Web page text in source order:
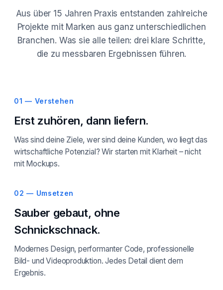
Aus über 15 Jahren Praxis entstanden zahlreiche
Projekte mit Marken aus ganz unterschiedlichen
Branchen. Was sie alle teilen: drei klare Schritte,
die zu messbaren Ergebnissen führen.
01 — Verstehen
Erst zuhören, dann liefern.
Was sind deine Ziele, wer sind deine Kunden, wo liegt das
wirtschaftliche Potenzial? Wir starten mit Klarheit – nicht
mit Mockups.
02 — Umsetzen
Sauber gebaut, ohne
Schnickschnack.
Modernes Design, performanter Code, professionelle
Bild- und Videoproduktion. Jedes Detail dient dem
Ergebnis.